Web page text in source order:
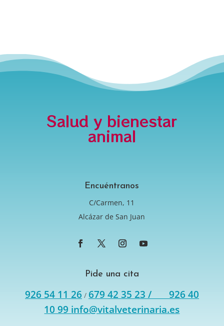
Salud y bienestar
animal
Encuéntranos
C/Carmen, 11
Alcázar de San Juan
Pide una cita
926 54 11 26 / 679 42 35 23 / 926 40
10 99 info@vitalveterinaria.es